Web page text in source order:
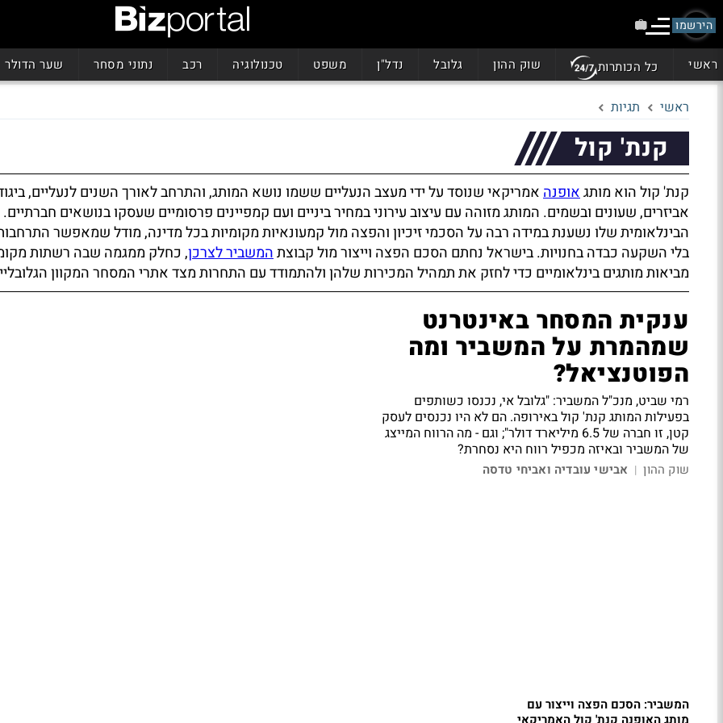
הירשמו
ראשי כל הכותרות שוק ההון גלובל נדל"ן משפט טכנולוגיה רכב נתוני מסחר שער הדולר
ראשי תגיות
קנת' קול
קנת' קול הוא מותגאופנהאמריקאי שנוסד על ידי מעצב הנעליים ששמו נושא המותג, והתרחב לאורך השנים לנעליים,
אביזרים, שעונים ובשמים. המותג מזוהה עם עיצוב עירוני במחיר ביניים ועם קמפיינים פרסומיים שעסקו בנושאים
הבינלאומית שלו נשענת במידה רבה על הסכמי זיכיון והפצה מול קמעונאיות מקומיות בכל מדינה, מודל שמאפשר
בלי השקעה כבדה בחנויות. בישראל נחתם הסכם הפצה וייצור מול קבוצתהמשביר לצרכן, כחלק ממגמה שבה רשתות
מביאות מותגים בינלאומיים כדי לחזק את תמהיל המכירות שלהן ולהתמודד עם התחרות מצד אתרי המסחר המקוון
ענקית המסחר באינטרנט
שמהמרת על המשביר ומה
הפוטנציאל?
רמי שביט, מנכ"ל המשביר: "גלובל אי, נכנסו כשותפים
בפעילות המותג קנת' קול באירופה. הם לא היו נכנסים לעסק
קטן, זו חברה של 6.5 מיליארד דולר"; וגם - מה הרווח המייצג
של המשביר ובאיזה מכפיל רווח היא נסחרת?
שוק ההון | אבישי עובדיה ואביחי טדסה
המשביר: הסכם הפצה וייצור עם